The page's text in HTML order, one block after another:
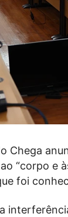
Chega
“corpo e
foi